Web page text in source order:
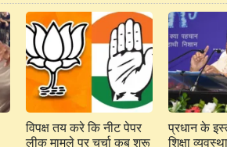
विपक्ष तय करे कि नीट पेपर
लीक मामले पर चर्चा कब शुरू
प्रधान के
शिक्षा